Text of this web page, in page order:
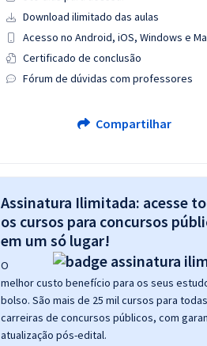
Download ilimitado das aulas
Acesso no Android, iOS, Windows e
Certificado de conclusão
Fórum de dúvidas com professores
Compartilhar
Assinatura Ilimitada: acesse
os cursos para concursos
em um só lugar!
O
melhor custo benefício para os seus
bolso. São mais de 25 mil cursos para
carreiras de concursos públicos, com
atualização pós-edital.